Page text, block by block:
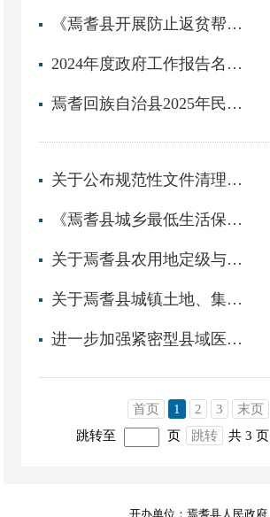
《焉耆县开展防止返贫帮扶政策和农村低收入人口常态化帮扶政策衔接并轨试点工作方案》政策解读访谈视频
2024年度政府工作报告名词解释
焉耆回族自治县2025年民生实事项目定了
关于公布规范性文件清理结果的政策解读
《焉耆县城乡最低生活保障审核确认（审批）权限下放乡镇工作实施方案》政策解读
关于焉耆县农用地定级与基准地价更新的政策解读
关于焉耆县城镇土地、集体建设用地定级与基准地价更新和焉耆县（城区）标定地价的政策解读
进一步加强紧密型县域医疗卫生共同体建设工作实施方案（试行）政策解读
首页 1 2 3
末页
跳转至
页 跳转 共 3 页
开办单位：焉耆县人民政府